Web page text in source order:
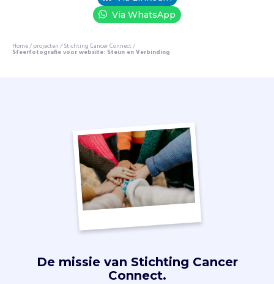
Via WhatsApp
Home/projecten/Stichting Cancer Connect/
Sfeerfotografie voor website: Steun en Verbinding
De missie van Stichting Cancer
Connect.